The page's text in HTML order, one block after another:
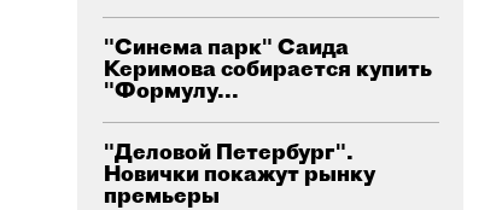
"Синема парк" Саида
Керимова собирается купить
"Формулу...
"Деловой Петербург".
Новички покажут рынку
премьеры